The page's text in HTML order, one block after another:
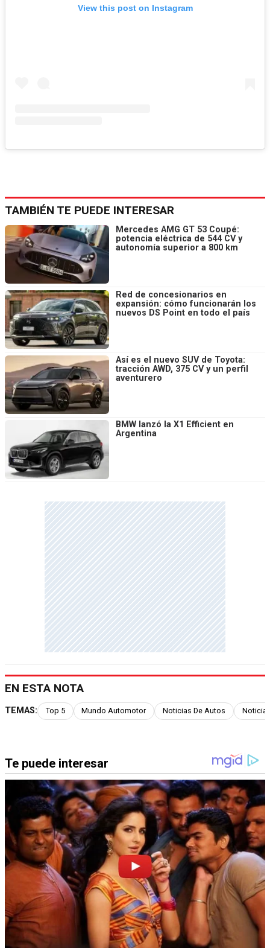
View this post on Instagram
TAMBIÉN TE PUEDE INTERESAR
Mercedes AMG GT 53 Coupé:
potencia eléctrica de 544 CV y
autonomía superior a 800 km
Red de concesionarios en
expansión: cómo funcionarán los
nuevos DS Point en todo el país
Así es el nuevo SUV de Toyota:
tracción AWD, 375 CV y un perfil
aventurero
BMW lanzó la X1 Efficient en
Argentina
EN ESTA NOTA
TEMAS: Top 5 Mundo Automotor Noticias De Autos